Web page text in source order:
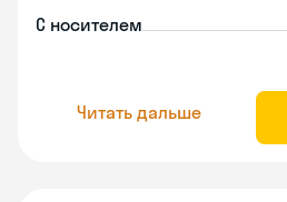
С носителем
Читать дальше